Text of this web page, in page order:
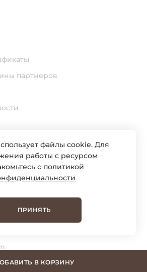
В КОРЗИНУ
партнеров
файлы cookie. Для
работы с ресурсом
с политикой
ПРИНЯТЬ